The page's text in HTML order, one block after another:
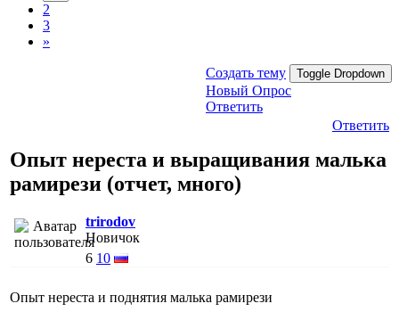
2
3
»
Создать тему Toggle Dropdown
Новый Опрос
Ответить
Ответить
Опыт нереста и выращивания малька
рамирези (отчет, много)
trirodov
Новичок
6 10
Опыт нереста и поднятия малька рамирези